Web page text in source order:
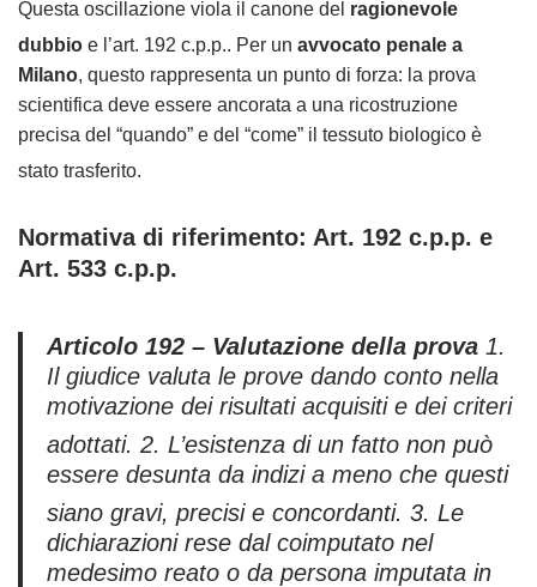
Questa oscillazione viola il canone del ragionevole
dubbio e l’art. 192 c.p.p.. Per un avvocato penale a
Milano, questo rappresenta un punto di forza: la prova
scientifica deve essere ancorata a una ricostruzione
precisa del “quando” e del “come” il tessuto biologico è
stato trasferito.
Normativa di riferimento: Art. 192 c.p.p. e
Art. 533 c.p.p.
Articolo 192 – Valutazione della prova 1.
Il giudice valuta le prove dando conto nella
motivazione dei risultati acquisiti e dei criteri
adottati. 2. L’esistenza di un fatto non può
essere desunta da indizi a meno che questi
siano gravi, precisi e concordanti. 3. Le
dichiarazioni rese dal coimputato nel
medesimo reato o da persona imputata in